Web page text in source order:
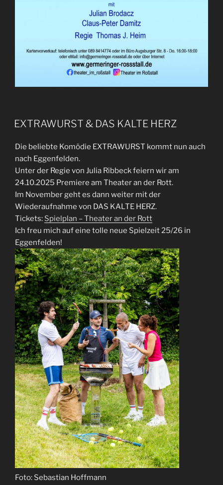
EXTRAWURST & DAS KALTE HERZ
Die beliebte Komödie EXTRAWURST kommt nun auch
nach Eggenfelden.
Unter der Regie von Julia Ribbeck feiern wir am
24.10.2025 Premiere am Theater an der Rott.
Im November geht es dann weiter mit der
Wiederaufnahme von DAS KALTE HERZ.
Tickets: Spielplan – Theater an der Rott
Ich freu mich auf eine tolle neue Spielzeit 25/26 in
Eggenfelden!
Foto: Sebastian Hoffmann